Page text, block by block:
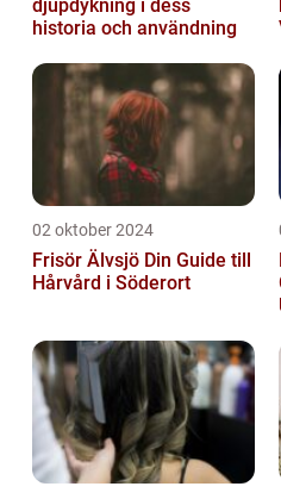
djupdykning i dess
historia och användning
02 oktober 2024
Frisör Älvsjö Din Guide till
Hårvård i Söderort